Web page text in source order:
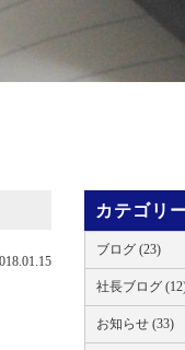
カテゴリ
ブログ (23)
社長ブログ
お知らせ (33)